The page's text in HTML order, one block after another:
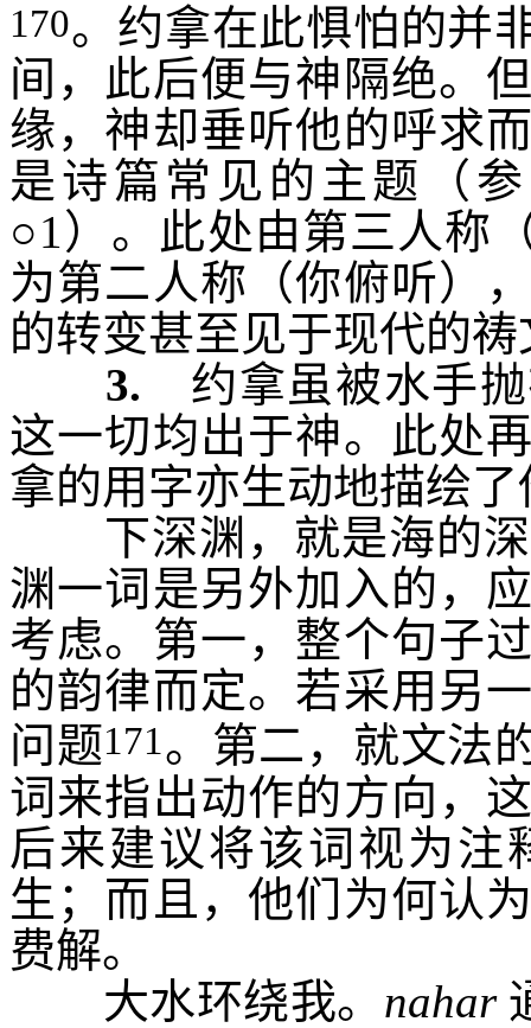
170。约拿在此惧怕的并
间，此后便与神隔绝。
缘，神却垂听他的呼求
是诗篇常见的主题（
○1 ）。此处由第三人称
为第二人称（你俯听）
的转变甚至见于现代的祷
3. 约拿虽被水手
这一切均出于神。此处
拿的用字亦生动地描绘
下深渊，就是海的
渊一词是另外加入的，
考虑。第一，整个句子
的韵律而定。若采用另
问题171。第二，就文法
词来指出动作的方向，
后来建议将该词视为注
生；而且，他们为何认
费解。
大水环绕我。 nahar